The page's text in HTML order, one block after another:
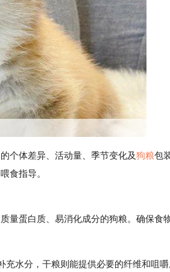
个体差异、活动量、季节变化及狗粮包
食指导。
蛋白质、易消化成分的狗粮。确保食
水分，干粮则能提供必要的纤维和咀